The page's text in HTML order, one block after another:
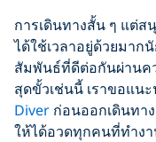
การเดินทางสั้น ๆ แต่
ได้ใช้เวลาอยู่ด้วยมา
สัมพันธ์ที่ดีต่อกันผ่าน
สุดขั้วเช่นนี้ เราขอแน
Diver ก่อนออกเดินทา
ให้ได้อวดทุกคนที่ทำง